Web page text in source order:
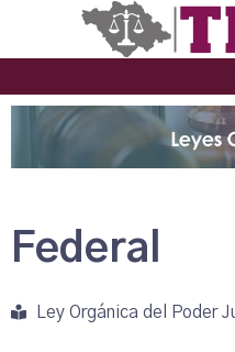
Federal
Ley Orgánica del Poder